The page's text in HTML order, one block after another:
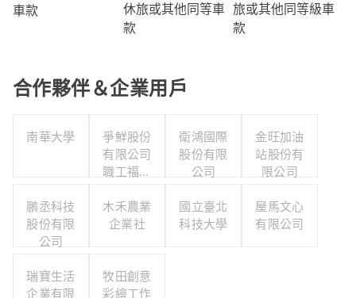
車款
休旅或其他同等車
款
旅或其他同等級車
款
合作夥伴＆企業用戶
南華大學
爭鮮股份
有限公司
職工福利
衛鴻國際
股份有限
公司
金旺加油
站股份有
限公司
鵬丞科技
股份有限
公司
木禾農業
企業社
國立臺北
科技大學
屋馬文心
有限公司
瑞寶生活
企業有限
牧田創意
彩繪工作